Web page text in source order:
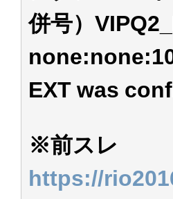
併号）
EXT was
※前スレ
https://